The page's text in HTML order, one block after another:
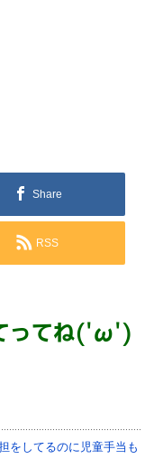
Share
RSS
ってね('ω')
をしてるのに児童手当も